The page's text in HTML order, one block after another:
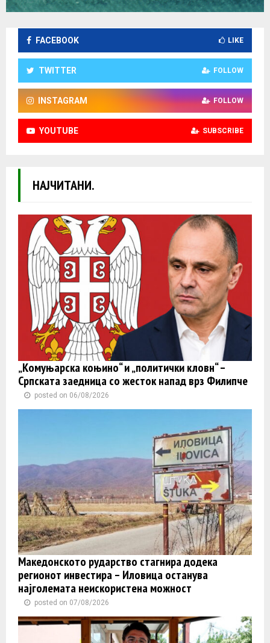
FACEBOOK LIKE
TWITTER FOLLOW
INSTAGRAM FOLLOW
YOUTUBE SUBSCRIBE
НАЈЧИТАНИ.
„Комуњарска коњино“ и „политички кловн“ –
Српската заедница со жесток напад врз Филипче
posted on 06/08/2026
Македонското рударство стагнира додека
регионот инвестира – Иловица останува
најголемата неискористена можност
posted on 07/08/2026